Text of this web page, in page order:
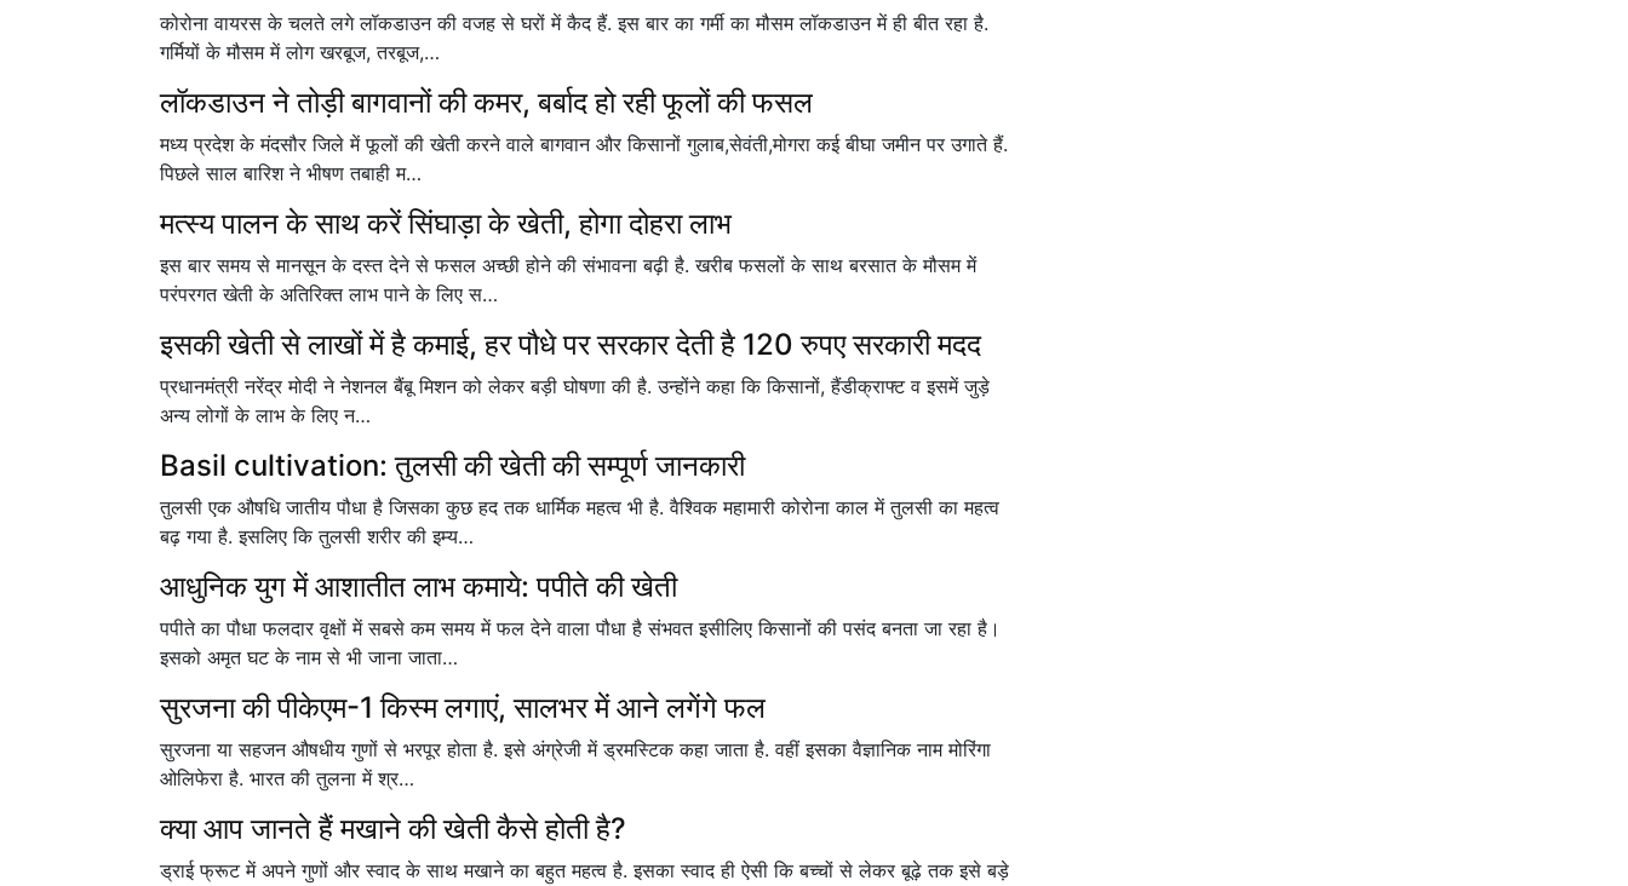
कोरोना वायरस के चलते लगे लॉकडाउन की वजह से घरों में कैद हैं. इस बार का गर्मी का मौसम लॉकडाउन में ही बीत रहा है.
गर्मियों के मौसम में लोग खरबूज, तरबूज,…
लॉकडाउन ने तोड़ी बागवानों की कमर, बर्बाद हो रही फूलों की फसल
मध्य प्रदेश के मंदसौर जिले में फूलों की खेती करने वाले बागवान और किसानों गुलाब,सेवंती,मोगरा कई बीघा जमीन पर उगाते हैं.
पिछले साल बारिश ने भीषण तबाही म…
मत्स्य पालन के साथ करें सिंघाड़ा के खेती, होगा दोहरा लाभ
इस बार समय से मानसून के दस्त देने से फसल अच्छी होने की संभावना बढ़ी है. खरीब फसलों के साथ बरसात के मौसम में
परंपरगत खेती के अतिरिक्त लाभ पाने के लिए स…
इसकी खेती से लाखों में है कमाई, हर पौधे पर सरकार देती है 120 रुपए सरकारी मदद
प्रधानमंत्री नरेंद्र मोदी ने नेशनल बैंबू मिशन को लेकर बड़ी घोषणा की है. उन्होंने कहा कि किसानों, हैंडीक्राफ्ट व इसमें जुड़े
अन्य लोगों के लाभ के लिए न…
Basil cultivation: तुलसी की खेती की सम्पूर्ण जानकारी
तुलसी एक औषधि जातीय पौधा है जिसका कुछ हद तक धार्मिक महत्व भी है. वैश्विक महामारी कोरोना काल में तुलसी का महत्व
बढ़ गया है. इसलिए कि तुलसी शरीर की इम्य…
आधुनिक युग में आशातीत लाभ कमाये: पपीते की खेती
पपीते का पौधा फलदार वृक्षों में सबसे कम समय में फल देने वाला पौधा है संभवत इसीलिए किसानों की पसंद बनता जा रहा है।
इसको अमृत घट के नाम से भी जाना जाता…
सुरजना की पीकेएम-1 किस्म लगाएं, सालभर में आने लगेंगे फल
सुरजना या सहजन औषधीय गुणों से भरपूर होता है. इसे अंग्रेजी में ड्रमस्टिक कहा जाता है. वहीं इसका वैज्ञानिक नाम मोरिंगा
ओलिफेरा है. भारत की तुलना में श्र…
क्या आप जानते हैं मखाने की खेती कैसे होती है?
ड्राई फ्रूट में अपने गुणों और स्वाद के साथ मखाने का बहुत महत्व है. इसका स्वाद ही ऐसी कि बच्चों से लेकर बूढ़े तक इसे बड़े